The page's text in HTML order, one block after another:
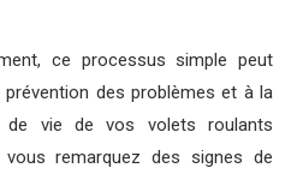
ce processus simple peut
des problèmes et à la
de vie de vos volets roulants
vous remarquez des signes de